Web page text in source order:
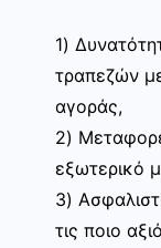
1)
τραπεζών
αγοράς,
2)
εξωτερικό
3)
τις ποιο